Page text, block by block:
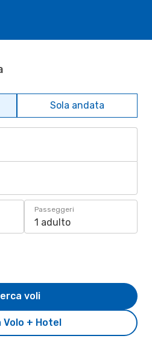
Sola andata
Passeggeri
1 adulto
Volo + Hotel
voli